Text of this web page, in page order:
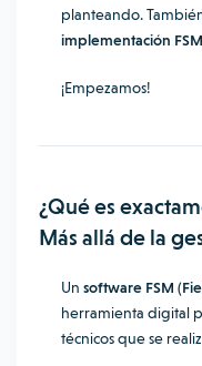
planteando.
implementación FSM
¡Empezamos!
¿Qué es
Más allá de la
Un software FSM
herramienta digital
técnicos que se